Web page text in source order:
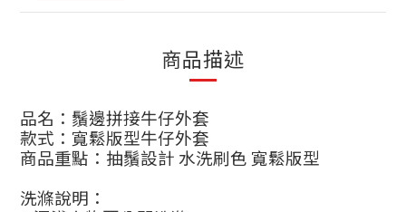
商品描述
品名：鬚邊拼接牛仔外套
款式：寬鬆版型牛仔外套
商品重點：抽鬚設計 水洗刷色 寬鬆版型
洗滌說明 ：